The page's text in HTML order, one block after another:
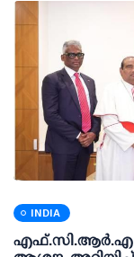
INDIA
എഫ്.സി.ആര്‍.എ